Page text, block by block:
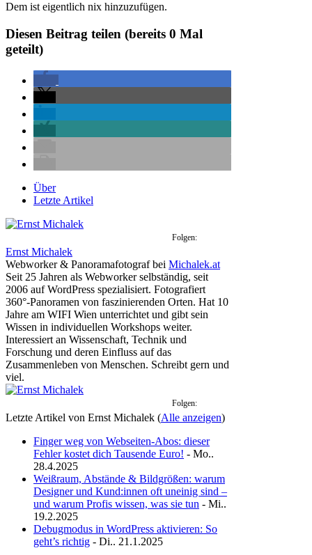
Dem ist eigentlich nix hinzuzufügen.
Diesen Beitrag teilen (bereits 0 Mal
geteilt)
Über
Letzte Artikel
Folgen:
Ernst Michalek
Webworker & Panoramafotografbei Michalek.at
Seit 25 Jahren als Webworker selbständig, seit
2006 auf WordPress spezialisiert. Fotografiert
360°-Panoramen von faszinierenden Orten. Hat 10
Jahre am WIFI Wien unterrichtet und gibt sein
Wissen in individuellen Workshops weiter.
Interessiert an Wissenschaft, Technik und
Forschung und deren Einfluss auf das
Zusammenleben von Menschen. Schreibt gern und
viel.
Folgen:
Letzte Artikel von Ernst Michalek (Alle anzeigen)
Finger weg von Webseiten-Abos: dieser
Fehler kostet dich Tausende Euro! - Mo..
28.4.2025
Weißraum, Abstände & Bildgrößen: warum
Designer und Kund:innen oft uneinig sind –
und warum Profis wissen, was sie tun - Mi..
19.2.2025
Debugmodus in WordPress aktivieren: So
geht’s richtig - Di.. 21.1.2025